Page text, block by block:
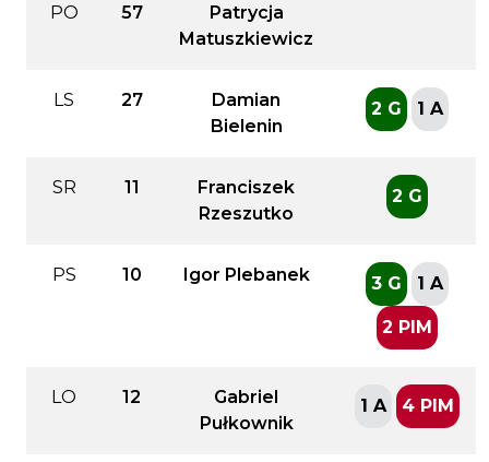
PO 57
Patrycja
Matuszkiewicz
LS 27
Damian
Bielenin
2 G 1 A
SR 11
Franciszek
Rzeszutko
2 G
PS 10 Igor Plebanek 3 G 1 A
2 PIM
LO 12
Gabriel
Pułkownik
1 A 4 PIM